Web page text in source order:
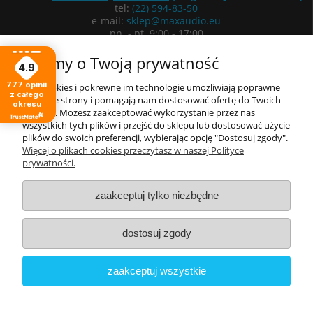
tel: (22) 594-83-50
e-mail: sklep@maxaudio.eu
pn. - pt. 9:00 - 17:00
ul. Łuki Wielkie 3/5, 02-434 Warszawa
Wyznacz trasę
Informacje
Moje konto
O nas
Copyright © 2022 Electronic International Commerce Sp. z o.o.
Wszystkie prawa zastrzeżone
4.9
777 opinii
z całego
okresu
Dbamy o Twoją prywatność
Pliki cookies i pokrewne im technologie umożliwiają poprawne
działanie strony i pomagają nam dostosować ofertę do Twoich
potrzeb. Możesz zaakceptować wykorzystanie przez nas
wszystkich tych plików i przejść do sklepu lub dostosować użycie
plików do swoich preferencji, wybierając opcję "Dostosuj zgody".
Więcej o plikach cookies przeczytasz w naszej Polityce
prywatności.
zaakceptuj tylko niezbędne
dostosuj zgody
zaakceptuj wszystkie